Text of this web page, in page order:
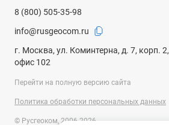
8 (800) 505-35-98
info@rusgeocom.ru
г. Москва, ул. Коминтерна, д. 7, корп. 2,
офис 102
Перейти на полную версию сайта
Политика обработки персональных данных
© Русгеоком, 2006-2026